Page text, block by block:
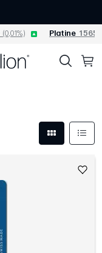
(0,01%) Platine 1